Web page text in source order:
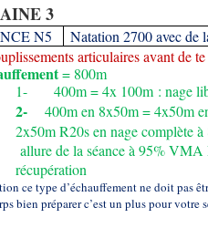
3
N5
Natation 2700 avec
articulaires avant de te
= 800m
1-400m = 4x 100m : nage
2-400m en 8x50m = 4x50m
2x50m R20s en nage complète
allure de la séance à 95%
récupération
ce type d’échauffement ne doit pas
bien préparer c’est un plus pour votre